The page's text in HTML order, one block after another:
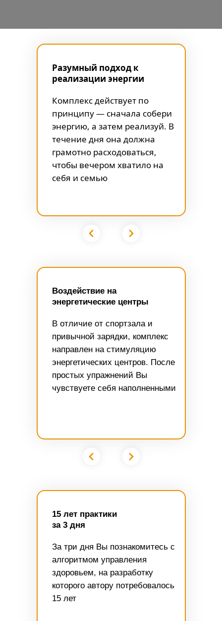
Разумный подход к
реализации энергии
Комплекс действует по
принципу — сначала собери
энергию, а затем реализуй. В
течение дня она должна
грамотно расходоваться,
чтобы вечером хватило на
себя и семью
Воздействие на
энергетические центры
В отличие от спортзала и
привычной зарядки, комплекс
направлен на стимуляцию
энергетических центров. После
простых упражнений Вы
чувствуете себя наполненными
15 лет практики
за 3 дня
За три дня Вы познакомитесь с
алгоритмом управления
здоровьем, на разработку
которого автору потребовалось
15 лет